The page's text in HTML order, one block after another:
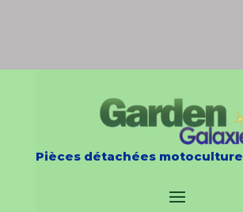
Pièces détachées motoculture